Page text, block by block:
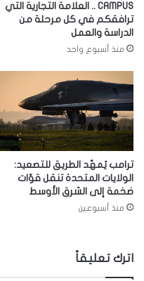
CAMPUS .. العلامة التجارية التي
ترافقكم في كل مرحلة من
الدراسة والعمل
منذ أسبوع واحد
ترامب يُمهّد الطريق للتصعيد:
الولايات المتحدة تنقل قوّات
ضخمة إلى الشرق الأوسط
منذ أسبوعين
اترك تعليقاً